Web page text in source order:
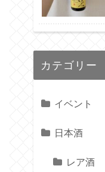
カテゴリー
イベント
日本酒
レア酒